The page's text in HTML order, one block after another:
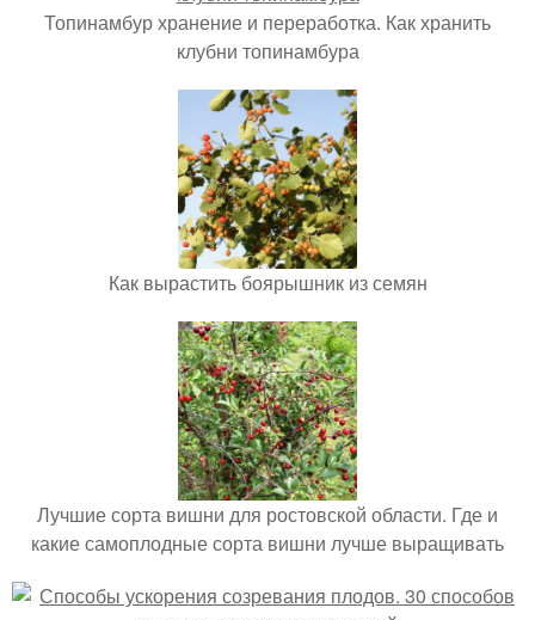
Топинамбур хранение и переработка. Как хранить
клубни топинамбура
Как вырастить боярышник из семян
Лучшие сорта вишни для ростовской области. Где и
какие самоплодные сорта вишни лучше выращивать